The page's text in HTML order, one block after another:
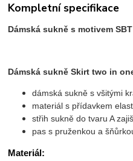
Kompletní specifikace
Dámská sukně s motivem
Dámská sukně Skirt two in
dámská sukně s všitými
materiál s přídavkem
střih sukně do tvaru A
pas s pruženkou a
Materiál: